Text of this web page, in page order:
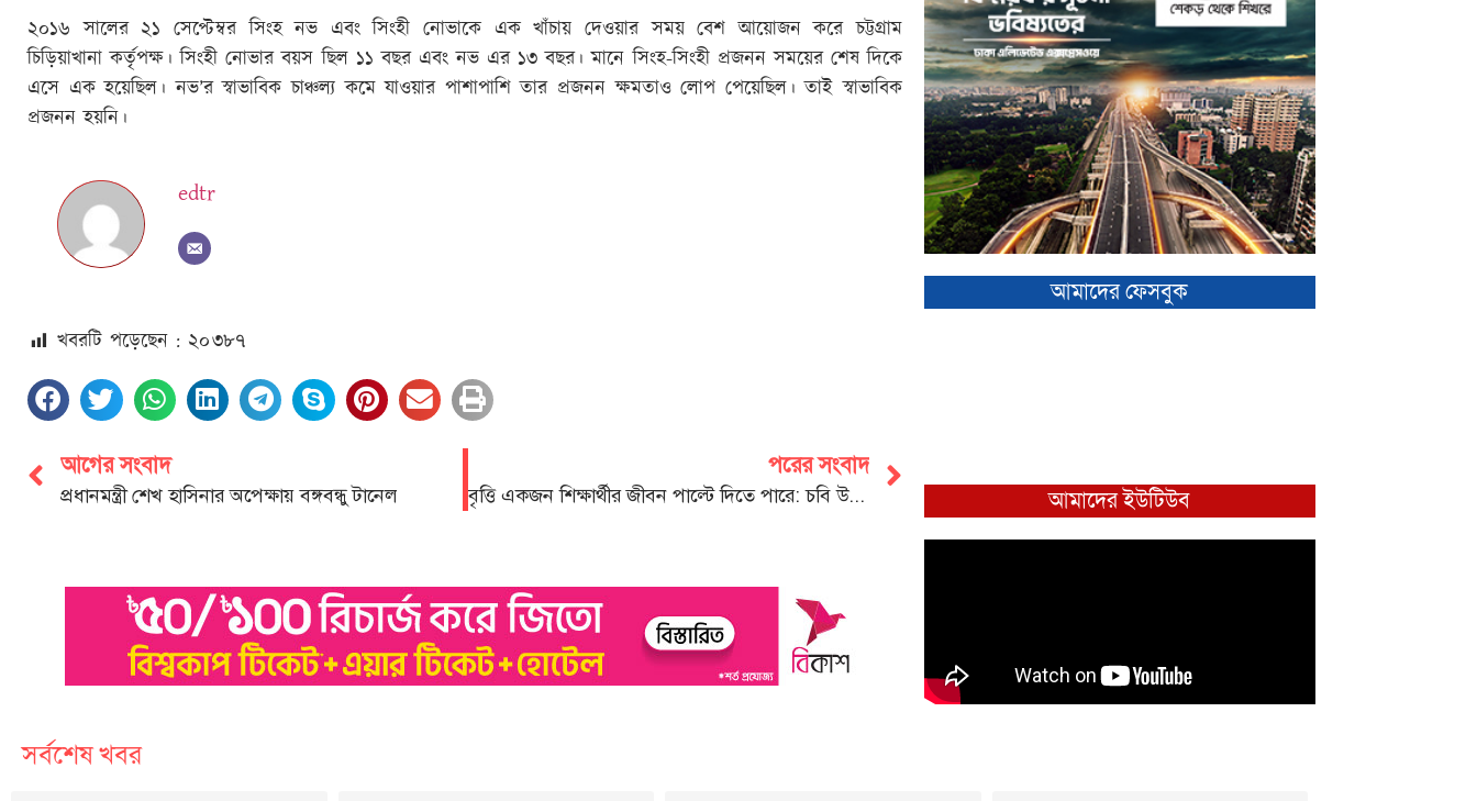
২০১৬ সালের ২১ সেপ্টেম্বর সিংহ নভ এবং সিংহী নোভাকে এক খাঁচায় দেওয়ার সময় বেশ আয়োজন করে চট্টগ্রাম
চিড়িয়াখানা কর্তৃপক্ষ। সিংহী নোভার বয়স ছিল ১১ বছর এবং নভ এর ১৩ বছর। মানে সিংহ-সিংহী প্রজনন সময়ের শেষ দিকে
এসে এক হয়েছিল। নভ’র স্বাভাবিক চাঞ্চল্য কমে যাওয়ার পাশাপাশি তার প্রজনন ক্ষমতাও লোপ পেয়েছিল। তাই স্বাভাবিক
প্রজনন হয়নি।
edtr
খবরটি পড়েছেন : ২০৩৮৭
আগের সংবাদ
প্রধানমন্ত্রী শেখ হাসিনার অপেক্ষায় বঙ্গবন্ধু টানেল
পরের সংবাদ
বৃত্তি একজন শিক্ষার্থীর জীবন পাল্টে দিতে পারে: চবি উপাচার্য
আমাদের ফেসবুক
আমাদের ইউটিউব
সর্বশেষ খবর